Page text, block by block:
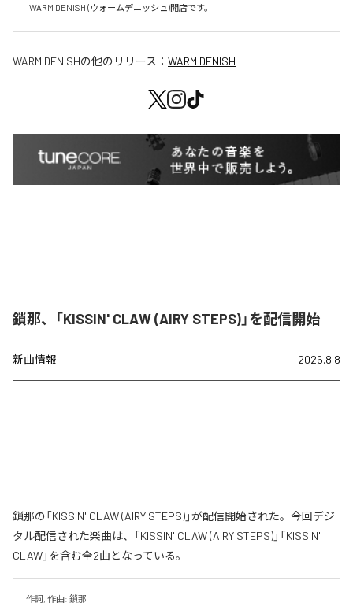
WARM DENISH (ウォームデニッシュ)開店です。
WARM DENISHの他のリリース： WARM DENISH
鎖那、「KISSIN' CLAW (AIRY STEPS)」を配信開始
新曲情報 2026.8.8
鎖那の「KISSIN' CLAW (AIRY STEPS)」が配信開始された。今回デジ
タル配信された楽曲は、「KISSIN' CLAW (AIRY STEPS)」「KISSIN'
CLAW」を含む全2曲となっている。
作詞, 作曲: 鎖那